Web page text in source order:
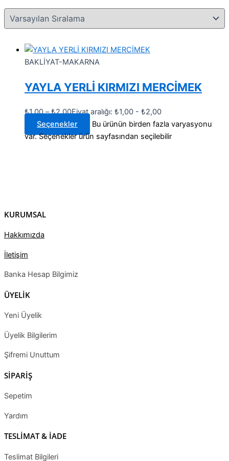
BAKLİYAT-MAKARNA
YAYLA YERLİ KIRMIZI MERCİMEK
₺1,00 –₺2,00Fiyat aralığı: ₺1,00 - ₺2,00
Seçenekler
Bu ürünün birden fazla varyasyonu
var. Seçenekler ürün sayfasından seçilebilir
KURUMSAL
Hakkımızda
İletişim
Banka Hesap Bilgimiz
ÜYELİK
Yeni Üyelik
Üyelik Bilgilerim
Şifremi Unuttum
SİPARİŞ
Sepetim
Yardım
TESLİMAT & İADE
Teslimat Bilgileri